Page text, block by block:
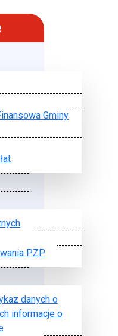
Gminy
PZP
danych o
informacje o